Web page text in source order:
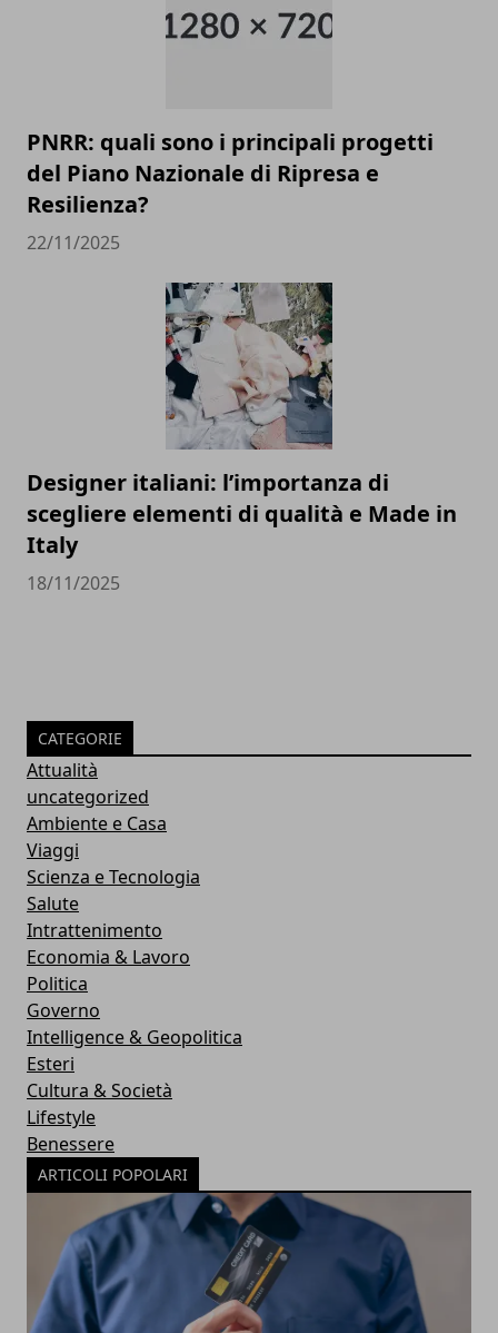
PNRR: quali sono i principali progetti
del Piano Nazionale di Ripresa e
Resilienza?
22/11/2025
Designer italiani: l’importanza di
scegliere elementi di qualità e Made in
Italy
18/11/2025
CATEGORIE
Attualità
uncategorized
Ambiente e Casa
Viaggi
Scienza e Tecnologia
Salute
Intrattenimento
Economia & Lavoro
Politica
Governo
Intelligence & Geopolitica
Esteri
Cultura & Società
Lifestyle
Benessere
ARTICOLI POPOLARI